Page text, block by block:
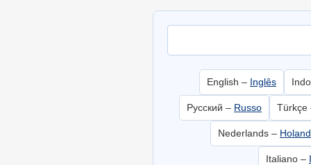
English – Inglês
Русский – Russo
Nederlands –
Italiano –